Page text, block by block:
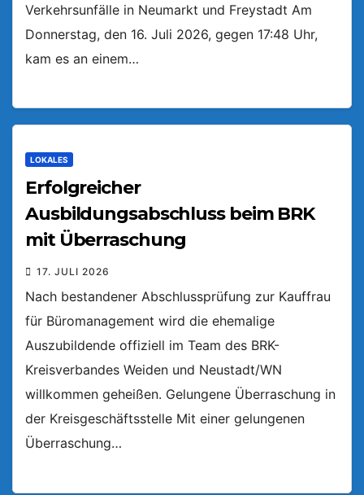
Verkehrsunfälle in Neumarkt und Freystadt Am
Donnerstag, den 16. Juli 2026, gegen 17:48 Uhr,
kam es an einem…
LOKALES
Erfolgreicher
Ausbildungsabschluss beim BRK
mit Überraschung
17. JULI 2026
Nach bestandener Abschlussprüfung zur Kauffrau
für Büromanagement wird die ehemalige
Auszubildende offiziell im Team des BRK-
Kreisverbandes Weiden und Neustadt/WN
willkommen geheißen. Gelungene Überraschung in
der Kreisgeschäftsstelle Mit einer gelungenen
Überraschung…